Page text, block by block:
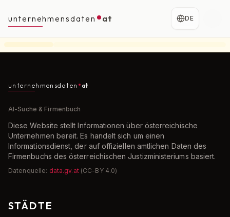
unternehmensdaten at DE
unternehmensdaten at
AI-Suche & Firmenbuch
Diese Website stellt Informationen über österreichische
Unternehmen bereit. Es handelt sich um einen
Informationsdienst, der auf offiziellen amtlichen Daten des
Firmenbuchs des österreichischen Justizministeriums basiert.
Datenquelle: data.gv.at (CC-BY 4.0)
STÄDTE